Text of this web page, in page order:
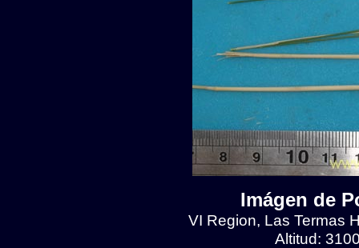
Imágen de
VI Region, Las Termas
Altitud: